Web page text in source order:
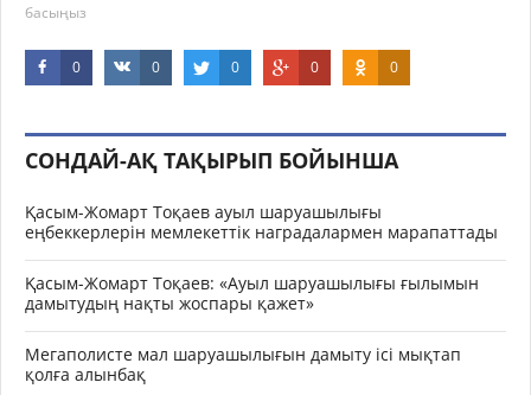
басыңыз
0 0 0 0 0
СОНДАЙ-АҚ ТАҚЫРЫП БОЙЫНША
Қасым-Жомарт Тоқаев ауыл шаруашылығы
еңбеккерлерін мемлекеттік наградалармен марапаттады
Қасым-Жомарт Тоқаев: «Ауыл шаруашылығы ғылымын
дамытудың нақты жоспары қажет»
Мегаполисте мал шаруашылығын дамыту ісі мықтап
қолға алынбақ